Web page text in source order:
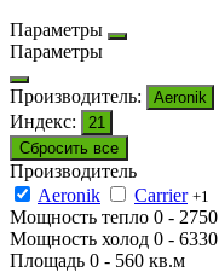
Параметры
Параметры
Производитель: Aeronik
Индекс:
21
Сбросить все
Производитель
Aeronik
Carrier +1
Мощность тепло 0 - 2750
Мощность холод 0 - 6330
Площадь 0 - 560 кв.м